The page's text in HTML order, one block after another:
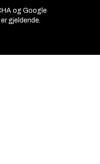
og Google
er gjeldende.